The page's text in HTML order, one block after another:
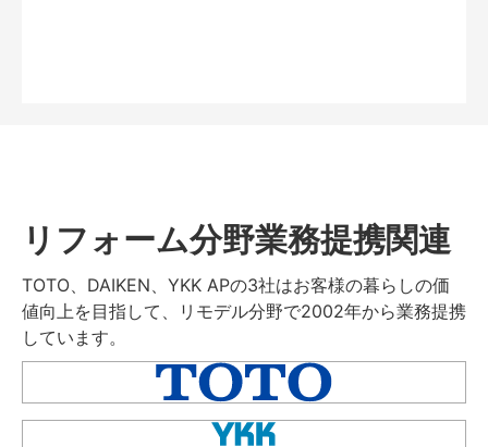
リフォーム分野業務提携関連
TOTO、DAIKEN、YKK APの3社はお客様の暮らしの価
値向上を目指して、リモデル分野で2002年から業務提携
しています。